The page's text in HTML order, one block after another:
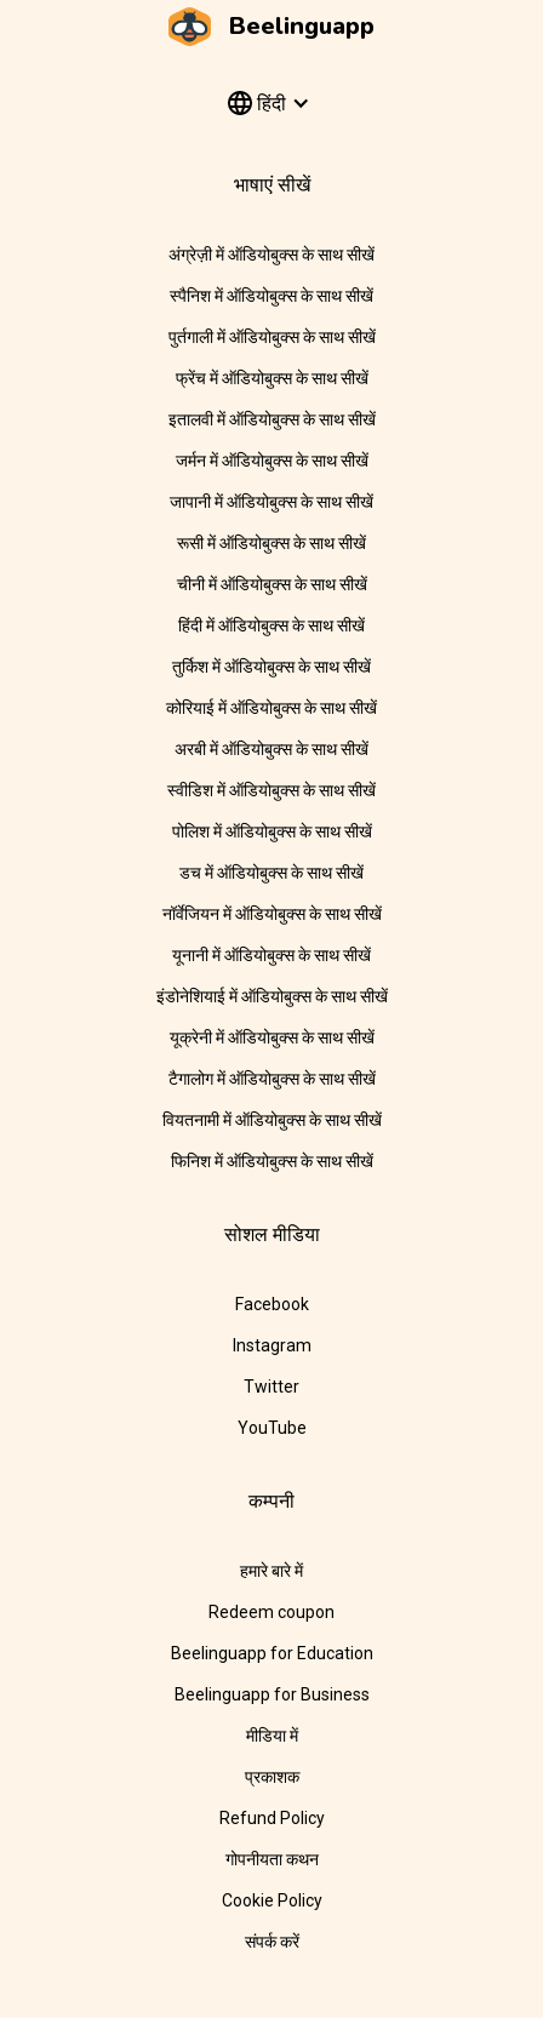
Beelinguapp
हिंदी
भाषाएं सीखें
अंग्रेज़ी में ऑडियोबुक्स के साथ सीखें
स्पैनिश में ऑडियोबुक्स के साथ सीखें
पुर्तगाली में ऑडियोबुक्स के साथ सीखें
फ्रेंच में ऑडियोबुक्स के साथ सीखें
इतालवी में ऑडियोबुक्स के साथ सीखें
जर्मन में ऑडियोबुक्स के साथ सीखें
जापानी में ऑडियोबुक्स के साथ सीखें
रूसी में ऑडियोबुक्स के साथ सीखें
चीनी में ऑडियोबुक्स के साथ सीखें
हिंदी में ऑडियोबुक्स के साथ सीखें
तुर्किश में ऑडियोबुक्स के साथ सीखें
कोरियाई में ऑडियोबुक्स के साथ सीखें
अरबी में ऑडियोबुक्स के साथ सीखें
स्वीडिश में ऑडियोबुक्स के साथ सीखें
पोलिश में ऑडियोबुक्स के साथ सीखें
डच में ऑडियोबुक्स के साथ सीखें
नॉर्वेजियन में ऑडियोबुक्स के साथ सीखें
यूनानी में ऑडियोबुक्स के साथ सीखें
इंडोनेशियाई में ऑडियोबुक्स के साथ सीखें
यूक्रेनी में ऑडियोबुक्स के साथ सीखें
टैगालोग में ऑडियोबुक्स के साथ सीखें
वियतनामी में ऑडियोबुक्स के साथ सीखें
फिनिश में ऑडियोबुक्स के साथ सीखें
सोशल मीडिया
Facebook
Instagram
Twitter
YouTube
कम्पनी
हमारे बारे में
Redeem coupon
Beelinguapp for Education
Beelinguapp for Business
मीडिया में
प्रकाशक
Refund Policy
गोपनीयता कथन
Cookie Policy
संपर्क करें